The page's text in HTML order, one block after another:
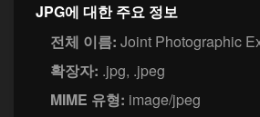
JPG에 대한 주요 정보
전체 이름: Joint Photographic
확장자: .jpg, .jpeg
MIME 유형: image/jpeg